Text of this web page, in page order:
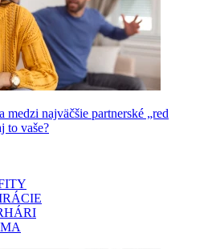
medzi najväčšie partnerské „red
to vaše?